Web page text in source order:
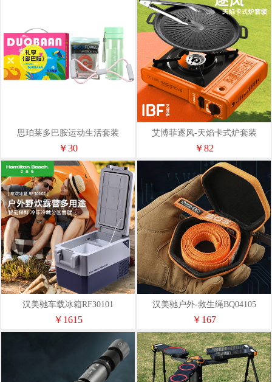
思珀莱多巴胺运动生活套装
￥30
艾博菲逐风-天焰卡式炉套装
￥82
汉美驰车载冰箱RF30101
￥1615
汉美驰户外-救生绳BQ04105
￥167